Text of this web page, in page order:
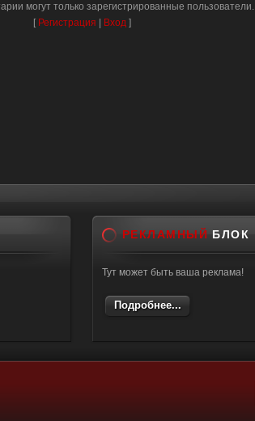
могут только зарегистрированные пользователи.
[ Регистрация Вход]
РЕКЛАМНЫЙ БЛОК
Тут может быть ваша реклама!
Подробнее...